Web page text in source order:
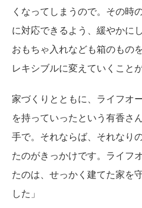
くなってしまうので。その時
に対応できるよう、緩やかに
おもちゃ入れなども箱のもの
レキシブルに変えていくこと
家づくりとともに、ライフオ
を持っていったという有香さ
手で。それならば、それなり
たのがきっかけです。ライフ
たのは、せっかく建てた家を
した」